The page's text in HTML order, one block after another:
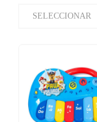
SELECCIONAR